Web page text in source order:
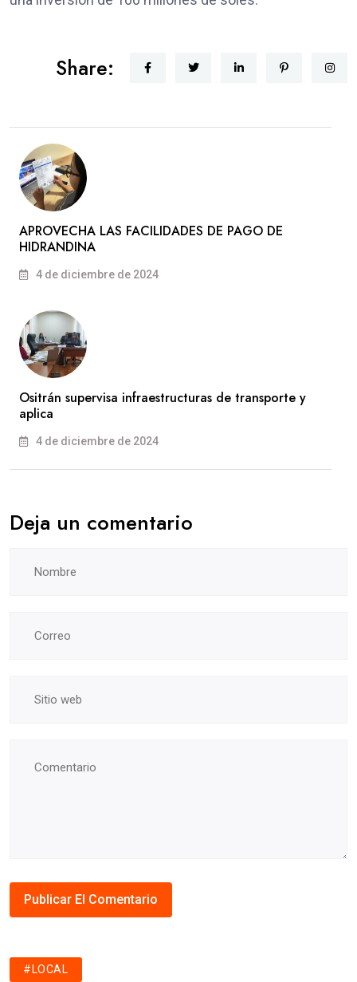
Share:
APROVECHA LAS FACILIDADES DE PAGO DE
HIDRANDINA
4 de diciembre de 2024
Ositrán supervisa infraestructuras de transporte y
aplica
4 de diciembre de 2024
Deja un comentario
#LOCAL